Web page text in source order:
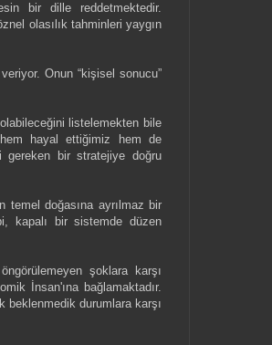
bir dille reddetmektedir.
olasılık tahminleri yaygın
Onun “kişisel sonucu”
listelemekten bile
hem hayal ettiğimiz hem de
gereken bir stratejiye doğru
temel doğasına ayrılmaz bir
kapalı bir sistemde düzen
şoklara karşı
İnsan'ına bağlamaktadır.
beklenmedik durumlara karşı